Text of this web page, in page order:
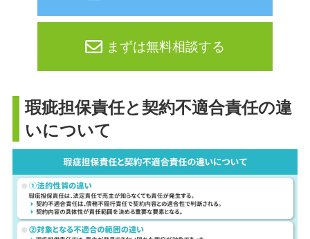
まずは無料相談する
瑕疵担保責任と契約不適合責任の違
いについて